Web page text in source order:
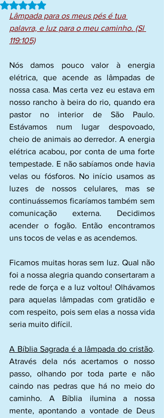
Avaliado com NaN de 5 estrelas.
Lâmpada para os meus pés é tua
palavra, e luz para o meu caminho. (Sl
119:105)
Nós damos pouco valor à energia
elétrica, que acende as lâmpadas de
nossa casa. Mas certa vez eu estava em
nosso rancho à beira do rio, quando era
pastor no interior de São Paulo.
Estávamos num lugar despovoado,
cheio de animais ao derredor. A energia
elétrica acabou, por conta de uma forte
tempestade. E não sabíamos onde havia
velas ou fósforos. No início usamos as
luzes de nossos celulares, mas se
continuássemos ficaríamos também sem
comunicação externa. Decidimos
acender o fogão. Então encontramos
uns tocos de velas e as acendemos.
Ficamos muitas horas sem luz. Qual não
foi a nossa alegria quando consertaram a
rede de força e a luz voltou! Olhávamos
para aquelas lâmpadas com gratidão e
com respeito, pois sem elas a nossa vida
seria muito difícil.
A Bíblia Sagrada é a lâmpada do cristão.
Através dela nós acertamos o nosso
passo, olhando por toda parte e não
caindo nas pedras que há no meio do
caminho. A Bíblia ilumina a nossa
mente, apontando a vontade de Deus